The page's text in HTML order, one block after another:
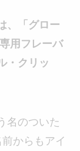
、「グロー
用フレーバ
・クリッ
名のついた
からもアイ